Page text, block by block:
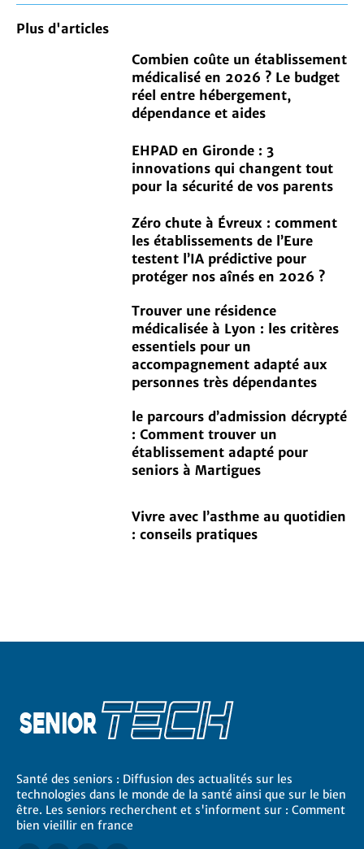
Plus d'articles
Combien coûte un établissement
médicalisé en 2026 ? Le budget
réel entre hébergement,
dépendance et aides
EHPAD en Gironde : 3
innovations qui changent tout
pour la sécurité de vos parents
Zéro chute à Évreux : comment
les établissements de l’Eure
testent l’IA prédictive pour
protéger nos aînés en 2026 ?
Trouver une résidence
médicalisée à Lyon : les critères
essentiels pour un
accompagnement adapté aux
personnes très dépendantes
le parcours d’admission décrypté
: Comment trouver un
établissement adapté pour
seniors à Martigues
Vivre avec l’asthme au quotidien
: conseils pratiques
Santé des seniors : Diffusion des actualités sur les
technologies dans le monde de la santé ainsi que sur le bien
être. Les seniors recherchent et s'informent sur : Comment
bien vieillir en france